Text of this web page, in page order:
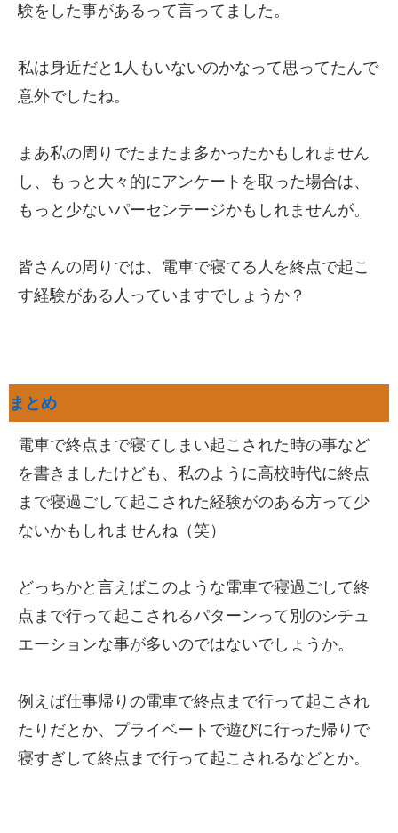
験をした事があるって言ってました。
私は身近だと1人もいないのかなって思ってたんで
意外でしたね。
まあ私の周りでたまたま多かったかもしれません
し、もっと大々的にアンケートを取った場合は、
もっと少ないパーセンテージかもしれませんが。
皆さんの周りでは、電車で寝てる人を終点で起こ
す経験がある人っていますでしょうか？
まとめ
電車で終点まで寝てしまい起こされた時の事など
を書きましたけども、私のように高校時代に終点
まで寝過ごして起こされた経験がのある方って少
ないかもしれませんね（笑）
どっちかと言えばこのような電車で寝過ごして終
点まで行って起こされるパターンって別のシチュ
エーションな事が多いのではないでしょうか。
例えば仕事帰りの電車で終点まで行って起こされ
たりだとか、プライベートで遊びに行った帰りで
寝すぎして終点まで行って起こされるなどとか。